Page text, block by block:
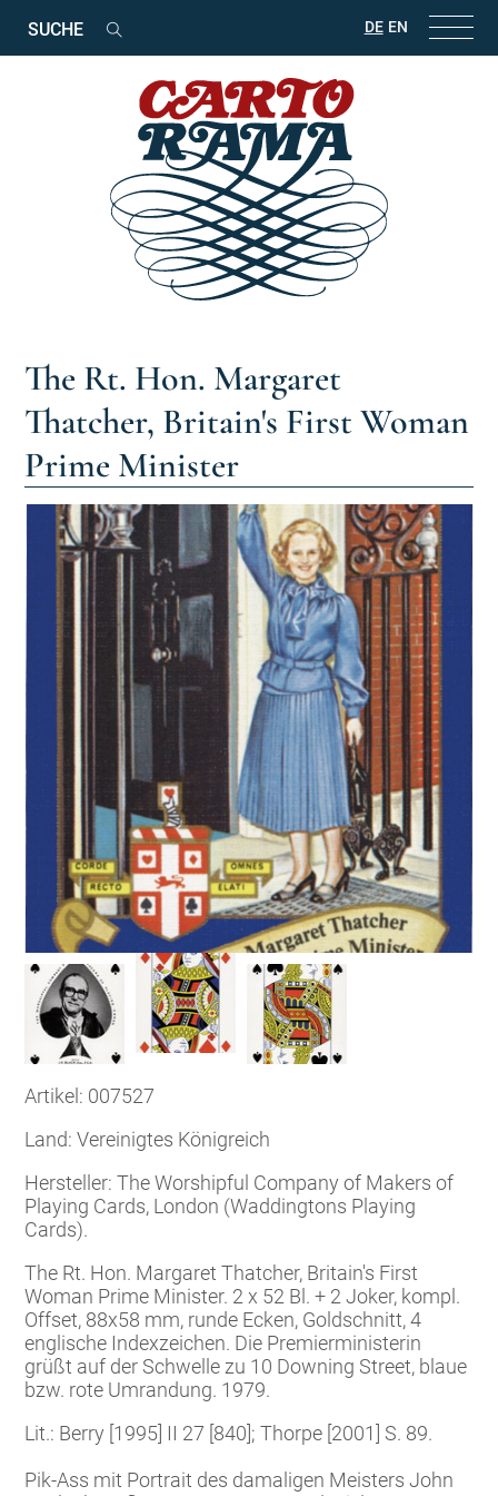
Suchbegriffe
DE EN
The Rt. Hon. Margaret
Thatcher, Britain's First Woman
Prime Minister
Artikel: 007527
Land: Vereinigtes Königreich
Hersteller: The Worshipful Company of Makers of
Playing Cards, London (Waddingtons Playing
Cards).
The Rt. Hon. Margaret Thatcher, Britain's First
Woman Prime Minister. 2 x 52 Bl. + 2 Joker, kompl.
Offset, 88x58 mm, runde Ecken, Goldschnitt, 4
englische Indexzeichen. Die Premierministerin
grüßt auf der Schwelle zu 10 Downing Street, blaue
bzw. rote Umrandung. 1979.
Lit.: Berry [1995] II 27 [840]; Thorpe [2001] S. 89.
Pik-Ass mit Portrait des damaligen Meisters John